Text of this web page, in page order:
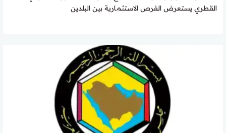
القطري يستعرض الفرص الاستثمارية بين البلدين